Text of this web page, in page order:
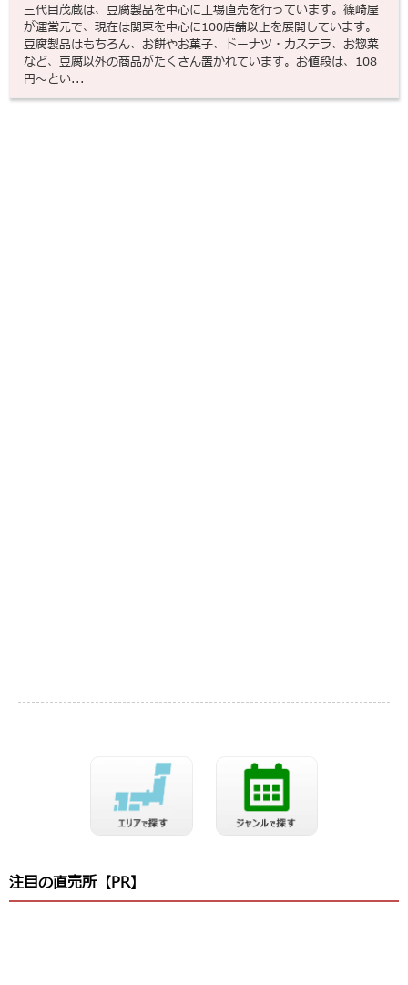
三代目茂蔵は、豆腐製品を中心に工場直売を行っています。篠崎屋
が運営元で、現在は関東を中心に100店舗以上を展開しています。
豆腐製品はもちろん、お餅やお菓子、ドーナツ・カステラ、お惣菜
など、豆腐以外の商品がたくさん置かれています。お値段は、108
円～とい...
注目の直売所【PR】